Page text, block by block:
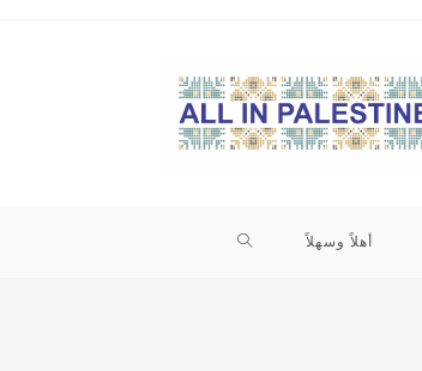
أهلاً وسهلاً TOGGLE